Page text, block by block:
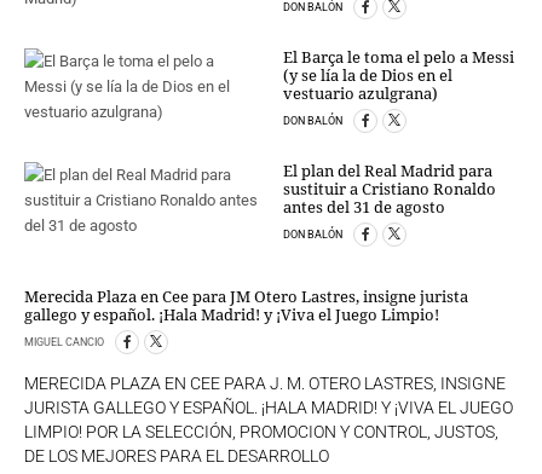
24X7
DIRECTORIOS
LO ÚLTIMO
TEMAS
PERSONAJES
LUGARES
AUTORES
HEMEROTECA
DON BALÓN
El Barça le toma el pelo a Messi
(y se lía la de Dios en el
vestuario azulgrana)
DON BALÓN
El plan del Real Madrid para
sustituir a Cristiano Ronaldo
antes del 31 de agosto
DON BALÓN
Merecida Plaza en Cee para JM Otero Lastres, insigne jurista
gallego y español. ¡Hala Madrid! y ¡Viva el Juego Limpio!
MIGUEL CANCIO
MERECIDA PLAZA EN CEE PARA J. M. OTERO LASTRES, INSIGNE
JURISTA GALLEGO Y ESPAÑOL. ¡HALA MADRID! Y ¡VIVA EL JUEGO
LIMPIO! POR LA SELECCIÓN, PROMOCION Y CONTROL, JUSTOS,
DE LOS MEJORES PARA EL DESARROLLO